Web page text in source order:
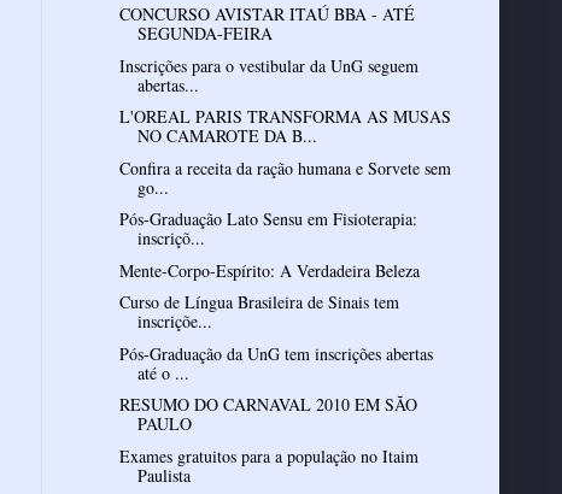
CONCURSO AVISTAR ITAÚ BBA - ATÉ
SEGUNDA-FEIRA
Inscrições para o vestibular da UnG seguem
abertas...
L'OREAL PARIS TRANSFORMA AS MUSAS
NO CAMAROTE DA B...
Confira a receita da ração humana e Sorvete sem
go...
Pós-Graduação Lato Sensu em Fisioterapia:
inscriçõ...
Mente-Corpo-Espírito: A Verdadeira Beleza
Curso de Língua Brasileira de Sinais tem
inscriçõe...
Pós-Graduação da UnG tem inscrições abertas
até o ...
RESUMO DO CARNAVAL 2010 EM SÃO
PAULO
Exames gratuitos para a população no Itaim
Paulista